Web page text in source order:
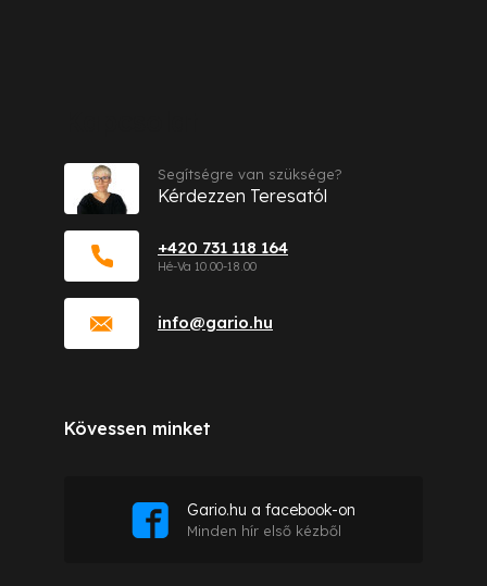
info@gario.hu
+420 731 118 164
Segítségre van szüksége?
Kérdezzen Teresatól
Kövessen minket
Gario.hu a facebook-on
Minden hír első kézből